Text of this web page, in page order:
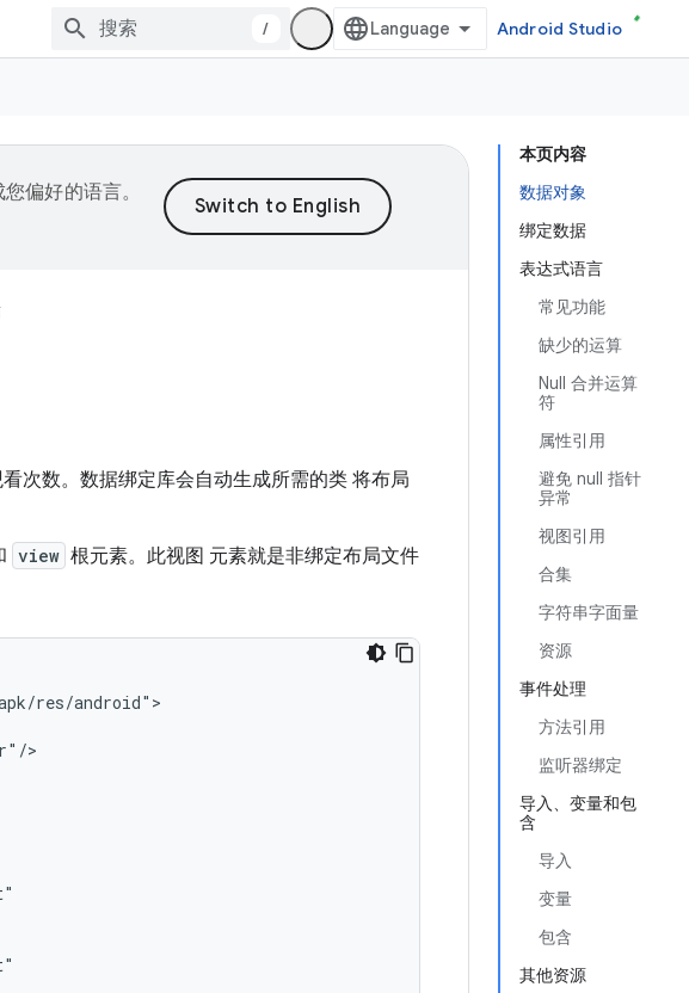
/ Android Studio
本页内容
数据对象
绑定数据
表达式语言
常见功能
缺少的运算
Null 合并运算
符
属性引用
避免 null 指针
异常
视图引用
合集
字符串字面量
资源
事件处理
方法引用
监听器绑定
导入、变量和包
含
导入
变量
包含
其他资源
偏好的语言。
次数。数据绑定库会自动生成所需的类 将布局
view 根元素。此视图 元素就是非绑定布局文件